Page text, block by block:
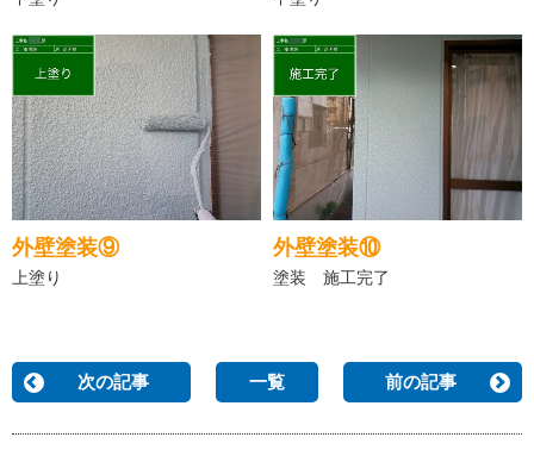
外壁塗装⑨
上塗り
外壁塗装⑩
塗装 施工完了
次の記事 一覧 前の記事